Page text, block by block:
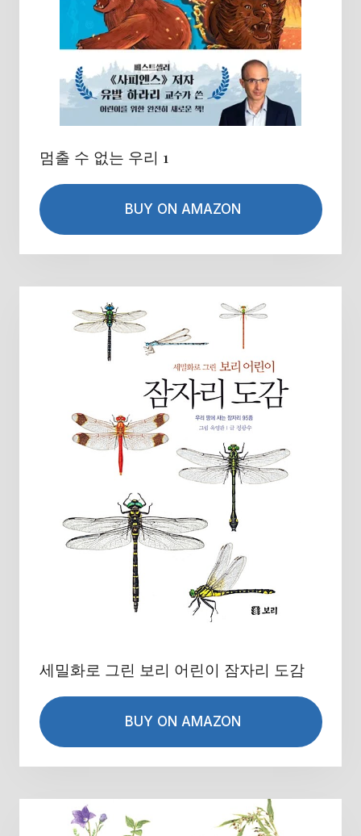
멈출 수 없는 우리 1
BUY ON AMAZON
세밀화로 그린 보리 어린이 잠자리 도감
BUY ON AMAZON